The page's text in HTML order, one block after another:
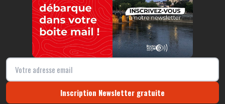
Inscription Newsletter gratuite